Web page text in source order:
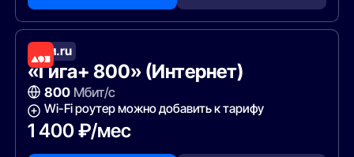
Дом.ru
«Гига+ 800» (Интернет)
800Мбит/с
Wi-Fi роутер можно добавить к тарифу
1 400 ₽/мес